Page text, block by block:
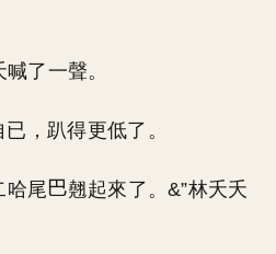
了一聲。
，趴得更低了。
哈尾
翹起來了。&”林夭夭